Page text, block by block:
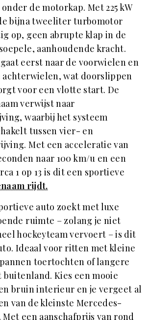
de motorkap. Met 225 kW
bijna tweeliter turbomotor
op, geen abrupte klap in de
aanhoudende kracht.
eerst naar de voorwielen en
achterwielen, wat doorslippen
voor een vlotte start. De
verwijst naar
waarbij het systeem
tussen vier- en
Met een acceleratie van
naar 100 km/u en een
1 op 13 is dit een sportieve
rijdt.
auto zoekt met luxe
ruimte – zolang je niet
hockeyteam vervoert – is dit
Ideaal voor ritten met kleine
toertochten of langere
Kies een mooie
bruin interieur en je vergeet al
van de kleinste Mercedes-
een aanschafprijs van rond